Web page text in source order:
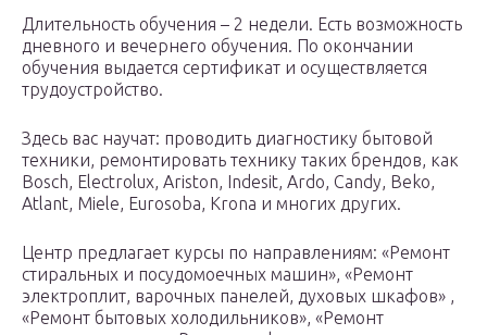
Длительность обучения – 2 недели. Есть возможность
дневного и вечернего обучения. По окончании
обучения выдается сертификат и осуществляется
трудоустройство.
Здесь вас научат: проводить диагностику бытовой
техники, ремонтировать технику таких брендов, как
Bosch, Electrolux, Ariston, Indesit, Ardo, Candy, Beko,
Atlant, Miele, Eurosoba, Krona и многих других.
Центр предлагает курсы по направлениям: «Ремонт
стиральных и посудомоечных машин», «Ремонт
электроплит, варочных панелей, духовых шкафов» ,
«Ремонт бытовых холодильников», «Ремонт